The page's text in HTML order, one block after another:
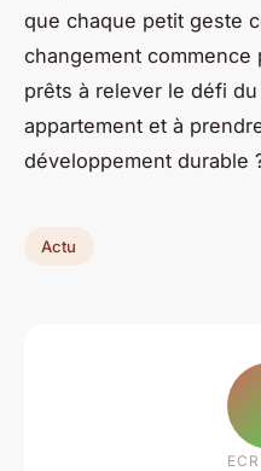
que chaque petit geste
changement
prêts à relever le défi
appartement et à
développement durable
Actu